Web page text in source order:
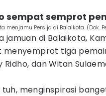
sempat semprot
menjamu Persija di Balaikota. (Dok.
jamuan di Balaikota,
menyemprot tiga
Ridho, dan Witan
tuh, menginspirasi